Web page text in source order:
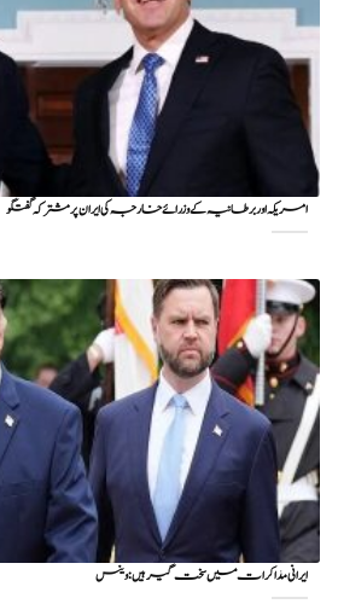
امریکہ اور برطانیہ کے وزرائے خارجہ کی ایران پر مشترکہ گفتگو
ایرانی مذاکرات میں سخت گیر ہیں: وینس